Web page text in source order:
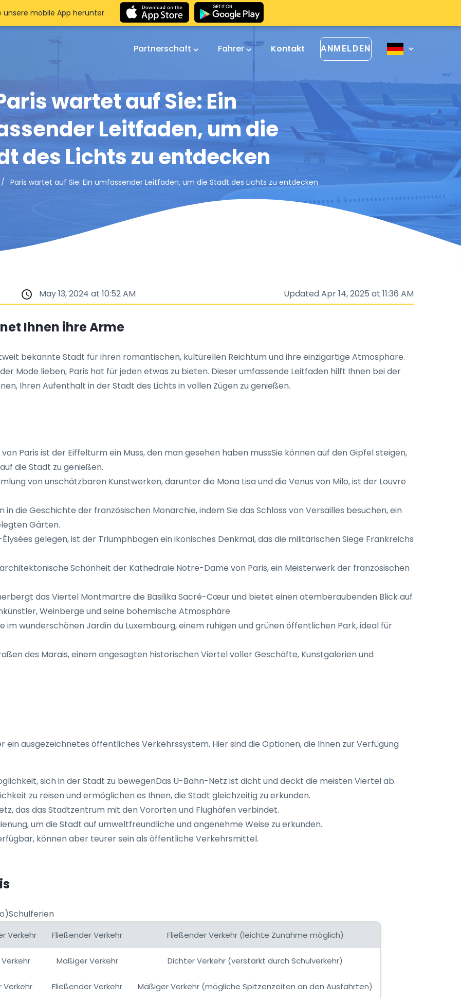
Partnerschaft Fahrer Kontakt ANMELDEN
wartet auf Sie: Ein
Leitfaden, um die
des Lichts zu entdecken
Paris wartet auf Sie: Ein umfassender Leitfaden, um die Stadt des Lichts zu entdecken
unsere mobile App herunter
May 13, 2024 at 10:52 AM Updated Apr 14, 2025 at 11:36 AM
Ihnen ihre Arme
bekannte Stadt für ihren romantischen, kulturellen Reichtum und ihre einzigartige Atmosphäre.
Mode lieben, Paris hat für jeden etwas zu bieten. Dieser umfassende Leitfaden hilft Ihnen bei der
Ihren Aufenthalt in der Stadt des Lichts in vollen Zügen zu genießen.
Paris ist der Eiffelturm ein Muss, den man gesehen haben mussSie können auf den Gipfel steigen,
die Stadt zu genießen.
von unschätzbaren Kunstwerken, darunter die Mona Lisa und die Venus von Milo, ist der Louvre
in die Geschichte der französischen Monarchie, indem Sie das Schloss von Versailles besuchen, ein
Gärten.
gelegen, ist der Triumphbogen ein ikonisches Denkmal, das die militärischen Siege Frankreichs
architektonische Schönheit der Kathedrale Notre-Dame von Paris, ein Meisterwerk der französischen
das Viertel Montmartre die Basilika Sacré-Cœur und bietet einen atemberaubenden Blick auf
Weinberge und seine bohemische Atmosphäre.
im wunderschönen Jardin du Luxembourg, einem ruhigen und grünen öffentlichen Park, ideal für
des Marais, einem angesagten historischen Viertel voller Geschäfte, Kunstgalerien und
ausgezeichnetes öffentliches Verkehrssystem. Hier sind die Optionen, die Ihnen zur Verfügung
sich in der Stadt zu bewegenDas U-Bahn-Netz ist dicht und deckt die meisten Viertel ab.
zu reisen und ermöglichen es Ihnen, die Stadt gleichzeitig zu erkunden.
das das Stadtzentrum mit den Vororten und Flughäfen verbindet.
um die Stadt auf umweltfreundliche und angenehme Weise zu erkunden.
können aber teurer sein als öffentliche Verkehrsmittel.
Verkehr Fließender Verkehr Fließender Verkehr (leichte Zunahme möglich)
Mäßiger Verkehr Dichter Verkehr (verstärkt durch Schulverkehr)
Verkehr Fließender Verkehr Mäßiger Verkehr (mögliche Spitzenzeiten an den Ausfahrten)